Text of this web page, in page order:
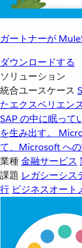
ガートナーが
ダウンロードする
ソリューション
統合ユースケース
たエクスペリエン
SAP の中に眠って
を生み出す。
て、Microsoft への
業種金融サービス
課題 レガシーシス
行 ビジネスオート